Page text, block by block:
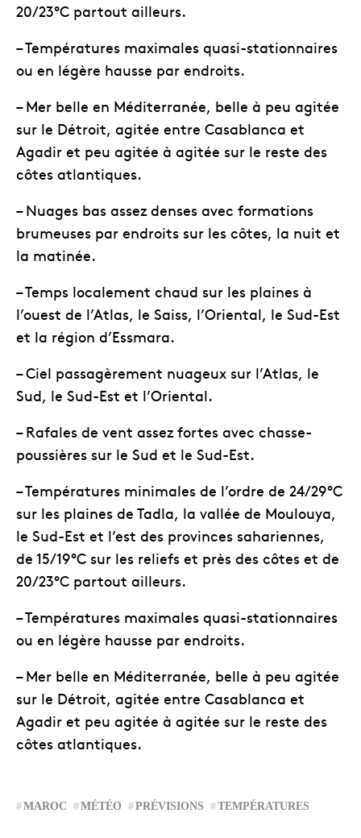
20/23°C partout ailleurs.
– Températures maximales quasi-stationnaires
ou en légère hausse par endroits.
– Mer belle en Méditerranée, belle à peu agitée
sur le Détroit, agitée entre Casablanca et
Agadir et peu agitée à agitée sur le reste des
côtes atlantiques.
– Nuages bas assez denses avec formations
brumeuses par endroits sur les côtes, la nuit et
la matinée.
– Temps localement chaud sur les plaines à
l’ouest de l’Atlas, le Saiss, l’Oriental, le Sud-Est
et la région d’Essmara.
– Ciel passagèrement nuageux sur l’Atlas, le
Sud, le Sud-Est et l’Oriental.
– Rafales de vent assez fortes avec chasse-
poussières sur le Sud et le Sud-Est.
– Températures minimales de l’ordre de 24/29°C
sur les plaines de Tadla, la vallée de Moulouya,
le Sud-Est et l’est des provinces sahariennes,
de 15/19°C sur les reliefs et près des côtes et de
20/23°C partout ailleurs.
– Températures maximales quasi-stationnaires
ou en légère hausse par endroits.
– Mer belle en Méditerranée, belle à peu agitée
sur le Détroit, agitée entre Casablanca et
Agadir et peu agitée à agitée sur le reste des
côtes atlantiques.
MAROC MÉTÉO PRÉVISIONS TEMPÉRATURES